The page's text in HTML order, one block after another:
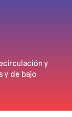
y
y de bajo